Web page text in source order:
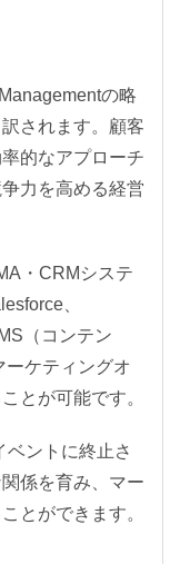
の略
されます。顧客
的なアプローチ
力を高める経営
・CRMシステ
、
（コンテン
ケティングオ
とが可能です。
ントに終止さ
係を育み、マー
とができます。